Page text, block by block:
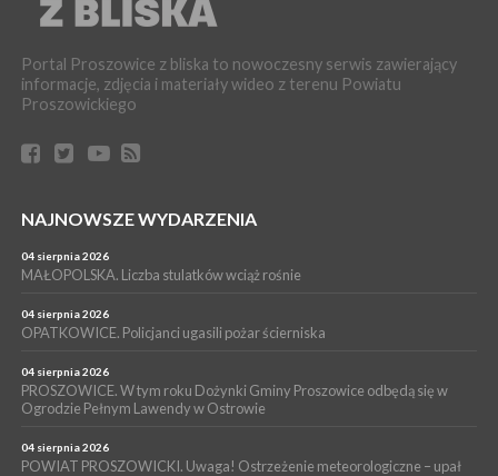
WYDARZENIA
16 lipca 2026
Pałecznicy będą obsługiwani w Proszowicach
WYDARZENIA
PROSZOWICE. W parku Warsztaty Edukacyjno-Przyrodnicze
NOC CIEM
15 lipca 2026
Czwartki w Bibliotece”
14 lipca 2026
PROSZOWICE. 26 lipca odbędzie się XII Marsz Rzeczpospolitej
WYDARZENIA
13 lipca 2026
Szpitalu im. Ojca Rafała z Proszowic już działa
Portal Proszowice z bliska to nowoczesny serwis zawierający
informacje, zdjęcia i materiały wideo z terenu Powiatu
Proszowickiego
NAJNOWSZE WYDARZENIA
04 sierpnia 2026
MAŁOPOLSKA. Liczba stulatków wciąż rośnie
04 sierpnia 2026
OPATKOWICE. Policjanci ugasili pożar ścierniska
04 sierpnia 2026
PROSZOWICE. W tym roku Dożynki Gminy Proszowice odbędą się w
Ogrodzie Pełnym Lawendy w Ostrowie
04 sierpnia 2026
POWIAT PROSZOWICKI. Uwaga! Ostrzeżenie meteorologiczne – upał